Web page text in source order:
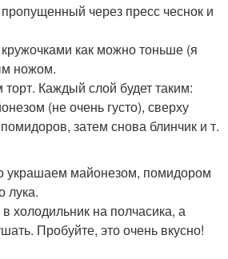
через пресс чеснок и
как можно тоньше (я
ножом.
Каждый слой будет таким:
(не очень густо), сверху
затем снова блинчик и т.
украшаем майонезом, помидором
лука.
холодильник на полчасика, а
Пробуйте, это очень вкусно!